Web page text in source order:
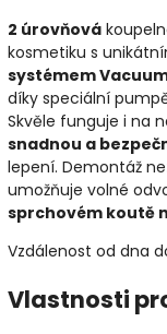
2 úrovňová
kosmetiku s
systémem
díky speciální
Skvěle funguje i na
snadnou a
lepení. Demontáž
umožňuje volné
sprchovém koutě
Vzdálenost od dna
Vlastnosti